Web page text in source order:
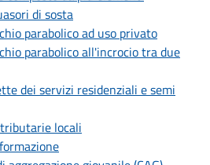
di sosta
parabolico ad uso privato
parabolico all'incrocio tra due
dei servizi residenziali e semi
locali